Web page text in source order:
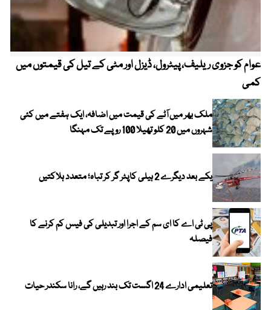
عوام کو جزوی ریلیف، پیٹرول، ڈیزل اور مٹی کے تیل کی قیمتوں میں
کمی
ملک بھر میں آٹے کی قیمت میں اضافہ، ایک ہفتے میں کئی
شہروں میں 20 کلو تھیلا 100 روپے تک مہنگا
یکے بعد دیگرے 2 ہیلی کاپٹر گر کر تباہ؛ متعدد ہلاکتیں
پی ٹی اے کا ای سم کے اجرا اور تبدیلی کی فیس کم کرنے کا
فیصلہ
تعلیمی ادارے 24 اگست تک بند رہیں گے، رانا سکندر حیات